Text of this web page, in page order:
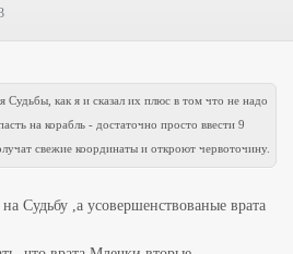
Судьбы, как я и сказал их плюс в том что не надо
на корабль - достаточно просто ввести 9
свежие координаты и откроют червоточину.
Судьбу ,а усовершенствованые врата